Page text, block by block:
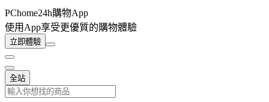
PChome24h購物App
使用App享受更優質的購物體驗
立即體驗
全站